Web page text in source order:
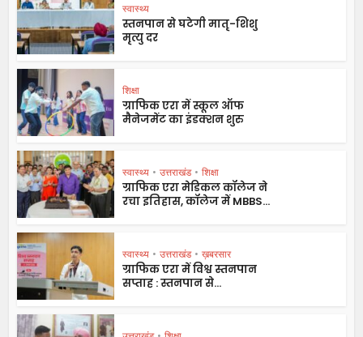
स्वास्थ्य
स्तनपान से घटेगी मातृ-शिशु
मृत्यु दर
शिक्षा
ग्राफिक एरा में स्कूल ऑफ
मैनेजमेंट का इंडक्शन शुरु
स्वास्थ्य • उत्तराखंड • शिक्षा
ग्राफिक एरा मेडिकल कॉलेज ने
रचा इतिहास, कॉलेज में MBBS...
स्वास्थ्य • उत्तराखंड • ख़बरसार
ग्राफिक एरा में विश्व स्तनपान
सप्ताह : स्तनपान से...